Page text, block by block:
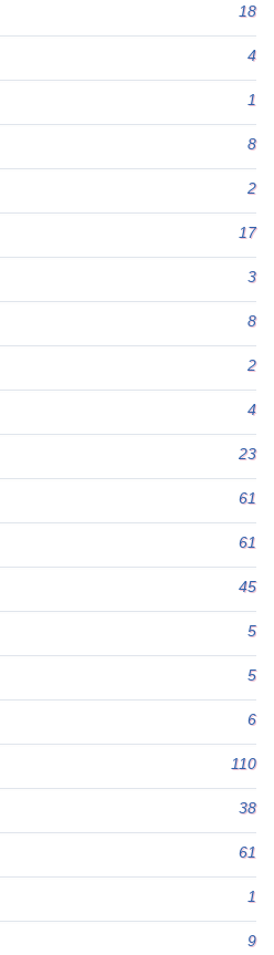
18
4
1
8
2
17
3
8
2
4
23
61
61
45
5
5
6
110
38
61
1
9